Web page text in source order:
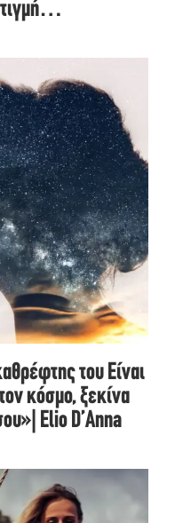
του Είναι
κόσμο, ξεκίνα
Elio D’Anna